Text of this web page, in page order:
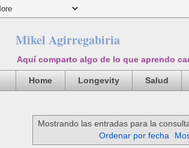
Mikel Agirregabiria
Aquí comparto algo de lo que aprendo
Home Longevity Salud
Mostrando las entradas para la
Ordenar por fecha